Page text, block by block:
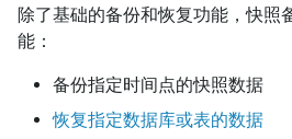
除了基础的备份和恢复功能，快照
能：
备份指定时间点的快照数据
恢复指定数据库或表的数据